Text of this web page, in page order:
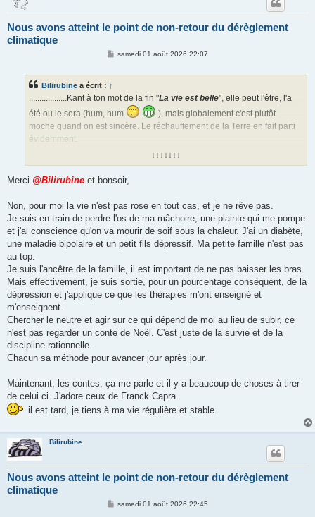
Nous avons atteint le point de non-retour du dérèglement
climatique
M
g
samedi 01 août 2026 22:07
Bilirubine a écrit : ↑
..................Kant à ton mot de la fin "La vie est belle", elle peut l'être, l'a
été ou le sera (hum, hum
), mais globalement c'est plutôt
moche quand on est sincère. Le réchauffement de la Terre en fait parti
évidemment.
Spéciale dédicace à Clémentinecar pour elle, celle (vie) de Frank
Capra elle l'est (belle), mais bon, c'est un conte de Noël
↓↓↓↓↓↓↓
Merci @Bilirubine et bonsoir,
Non, pour moi la vie n'est pas rose en tout cas, et je ne rêve pas.
Je suis en train de perdre l'os de ma mâchoire, une plainte qui me pompe
et j'ai conscience qu'on va mourir de soif sous la chaleur. J'ai un diabète,
une maladie bipolaire et un petit fils dépressif. Ma petite famille n'est pas
au top.
Je suis l'ancêtre de la famille, il est important de ne pas baisser les bras.
Mais effectivement, je suis sortie, pour un pourcentage conséquent, de la
dépression et j'applique ce que les thérapies m'ont enseigné et
m'enseignent.
Chercher le neutre et agir sur ce qui dépend de moi au lieu de subir, ce
n'est pas regarder un conte de Noël. C'est juste de la survie et de la
discipline rationnelle.
Chacun sa méthode pour avancer jour après jour.
Maintenant, les contes, ça me parle et il y a beaucoup de choses à tirer
de celui ci. J'adore ceux de Franck Capra.
il est tard, je tiens à ma vie régulière et stable.
Bilirubine
Nous avons atteint le point de non-retour du dérèglement
climatique
Msamedi 01 août 2026 22:45